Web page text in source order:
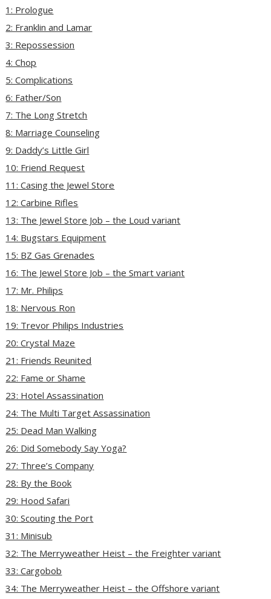
1: Prologue
2: Franklin and Lamar
3: Repossession
4: Chop
5: Complications
6: Father/Son
7: The Long Stretch
8: Marriage Counseling
9: Daddy’s Little Girl
10: Friend Request
11: Casing the Jewel Store
12: Carbine Rifles
13: The Jewel Store Job – the Loud variant
14: Bugstars Equipment
15: BZ Gas Grenades
16: The Jewel Store Job – the Smart variant
17: Mr. Philips
18: Nervous Ron
19: Trevor Philips Industries
20: Crystal Maze
21: Friends Reunited
22: Fame or Shame
23: Hotel Assassination
24: The Multi Target Assassination
25: Dead Man Walking
26: Did Somebody Say Yoga?
27: Three’s Company
28: By the Book
29: Hood Safari
30: Scouting the Port
31: Minisub
32: The Merryweather Heist – the Freighter variant
33: Cargobob
34: The Merryweather Heist – the Offshore variant